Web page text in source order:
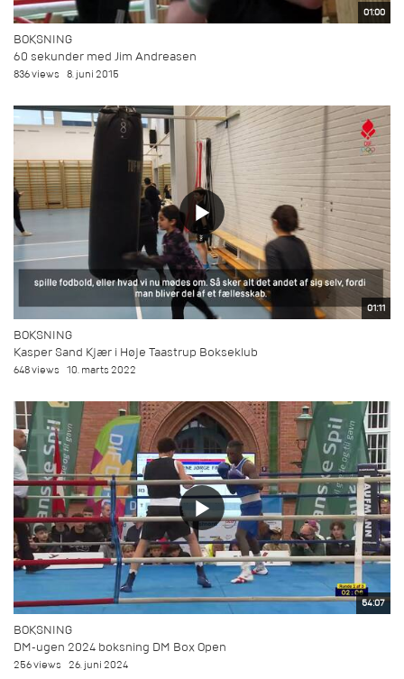
01:00
BOKSNING
60 sekunder med Jim Andreasen
836 views 8. juni 2015
01:11
BOKSNING
Kasper Sand Kjær i Høje Taastrup Bokseklub
648 views 10. marts 2022
54:07
BOKSNING
DM-ugen 2024 boksning DM Box Open
256 views 26. juni 2024